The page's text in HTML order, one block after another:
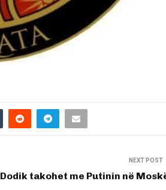
NEXT POST
Dodik takohet me Putinin në